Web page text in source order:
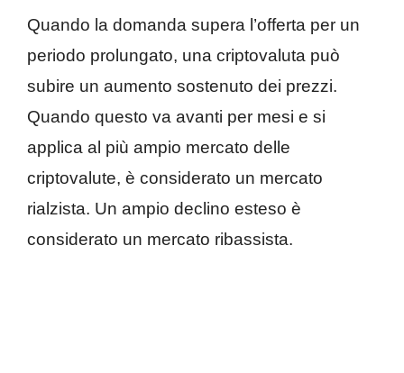
Quando la domanda supera l’offerta per un
periodo prolungato, una criptovaluta può
subire un aumento sostenuto dei prezzi.
Quando questo va avanti per mesi e si
applica al più ampio mercato delle
criptovalute, è considerato un mercato
rialzista. Un ampio declino esteso è
considerato un mercato ribassista.